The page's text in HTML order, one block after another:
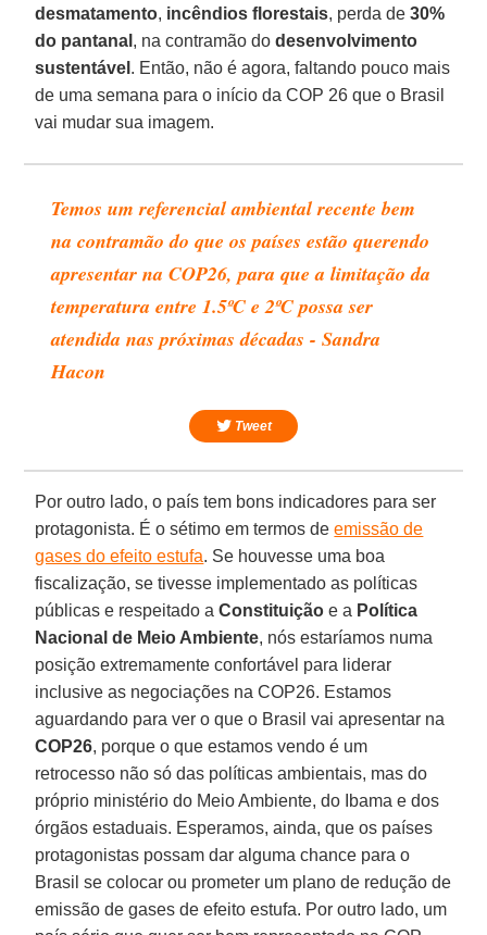
desmatamento, incêndios florestais, perda de30%
do pantanal , na contramão dodesenvolvimento
sustentável . Então, não é agora, faltando pouco mais
de uma semana para o início da COP 26 que o Brasil
vai mudar sua imagem.
Temos um referencial ambiental recente bem
na contramão do que os países estão querendo
apresentar na COP26, para que a limitação da
temperatura entre 1.5ºC e 2ºC possa ser
atendida nas próximas décadas - Sandra
Hacon
Tweet
Por outro lado, o país tem bons indicadores para ser
protagonista. É o sétimo em termos deemissão de
gases do efeito estufa. Se houvesse uma boa
fiscalização, se tivesse implementado as políticas
públicas e respeitado aConstituição e a Política
Nacional de Meio Ambiente, nós estaríamos numa
posição extremamente confortável para liderar
inclusive as negociações na COP26. Estamos
aguardando para ver o que o Brasil vai apresentar na
COP26, porque o que estamos vendo é um
retrocesso não só das políticas ambientais, mas do
próprio ministério do Meio Ambiente, do Ibama e dos
órgãos estaduais. Esperamos, ainda, que os países
protagonistas possam dar alguma chance para o
Brasil se colocar ou prometer um plano de redução de
emissão de gases de efeito estufa. Por outro lado, um